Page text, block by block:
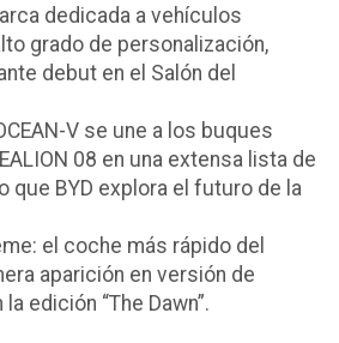
dedicada a vehículos
grado de personalización,
debut en el Salón del
V se une a los buques
08 en una extensa lista de
que BYD explora el futuro de la
el coche más rápido del
aparición en versión de
edición “The Dawn”.